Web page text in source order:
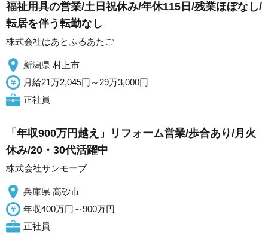
福祉用具の営業/土日祝休み/年休115日/残業ほぼなし/
転居を伴う転勤なし
株式会社はあとふるあたご
新潟県 村上市
月給21万2,045円～29万3,000円
正社員
「年収900万円越え」リフォーム営業/歩合あり/月火
休み/20・30代活躍中
株式会社サンモーブ
兵庫県 高砂市
年収400万円～900万円
正社員